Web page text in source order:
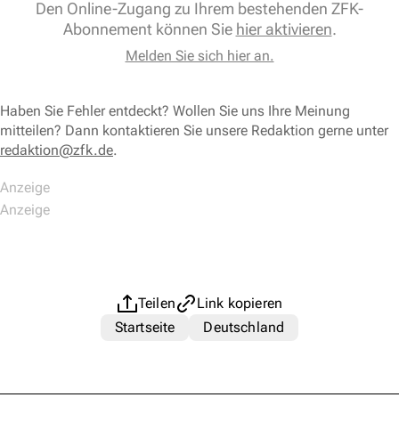
Den Online-Zugang zu Ihrem bestehenden ZFK-
Abonnement können Sie hier aktivieren.
Melden Sie sich hier an.
Haben Sie Fehler entdeckt? Wollen Sie uns Ihre Meinung
mitteilen? Dann kontaktieren Sie unsere Redaktion gerne unter
redaktion@zfk.de.
Teilen
Link kopieren
Startseite
Deutschland